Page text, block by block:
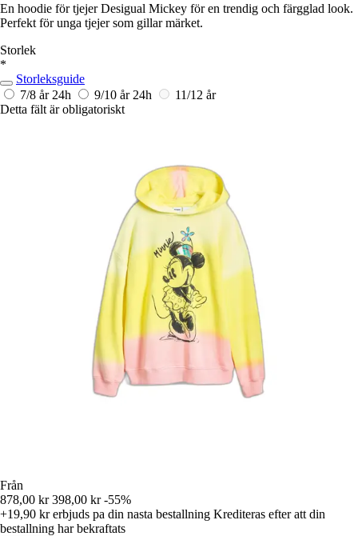
En hoodie för tjejer Desigual Mickey för en trendig och färgglad look.
Perfekt för unga tjejer som gillar märket.
Storlek
*
Storleksguide
7/8 år 24h 9/10 år 24h
11/12 år
Detta fält är obligatoriskt
Från
878,00 kr 398,00 kr -55%
+19,90 krerbjuds pa din nasta bestallning Krediteras efter att din
bestallning har bekraftats